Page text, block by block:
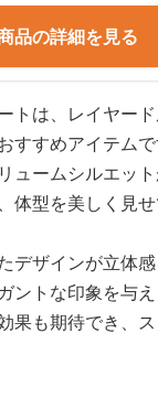
品の詳細を見る
トは、レイヤー
すすめアイテムで
ュームシルエッ
体型を美しく見せ
デザインが立体
ントな印象を与え
果も期待でき、